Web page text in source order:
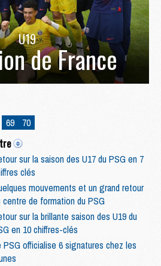
U19
de France
69 70
sur la saison des U17 du PSG en 7
clés
mouvements et un grand retour
centre de formation du PSG
sur la brillante saison des U19 du
en 10 chiffres-clés
PSG officialise 6 signatures chez les